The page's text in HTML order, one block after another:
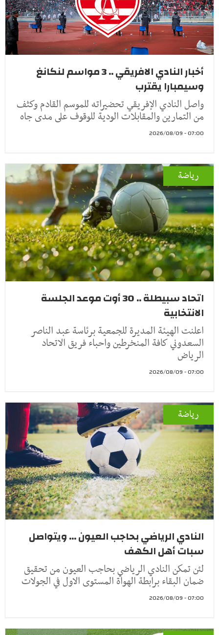
أخبار النادي الافريقي .. 3 مواسم لنكانغ
وسيمبارا يقترب
واصل النادي الإفريقي تحضيراته للموسم القادم وكثف
من التمارين والمقابلات الودية للوقوف على مدى جاه
07:00 - 2026/08/09
رياضة
اتحاد سبيطلة .. 30 أوت موعد الجلسة
الانتخابية
اعلنت الهيئة المديرة للجمعية برئاسة عبد الناصر
السعدوني كافة المنخرطين واحباء فريق الاتحاد
الرياض
07:00 - 2026/08/09
رياضة
النادي الرياضي بحاجب العيون ... ويتواصل
سبات أهل الكهف
لئن تمكن النادي الرياضي بحاجب العيون من تحقيق
ضمان البقاء برابطة الهواة المستوى الاول في الجولات
07:00 - 2026/08/09